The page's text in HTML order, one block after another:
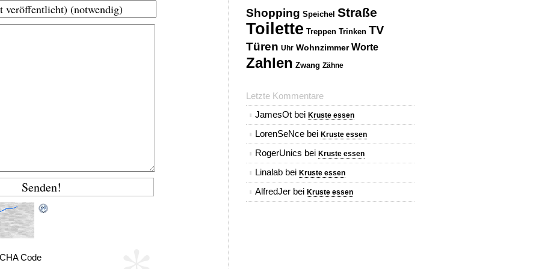
Code
Shopping Speichel Straße
Toilette Treppen Trinken TV
Türen Uhr Wohnzimmer Worte
Zahlen Zwang Zähne
Letzte Kommentare
JamesOt bei Kruste essen
LorenSeNce bei Kruste essen
RogerUnics bei Kruste essen
Linalab bei Kruste essen
AlfredJer bei Kruste essen